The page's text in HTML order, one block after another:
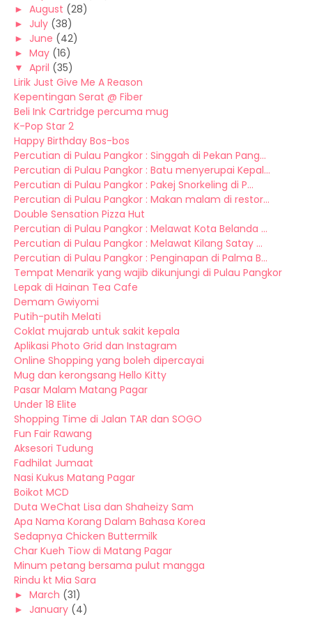
► August (28)
► July (38)
► June (42)
► May (16)
▼ April (35)
Lirik Just Give Me A Reason
Kepentingan Serat @ Fiber
Beli Ink Cartridge percuma mug
K-Pop Star 2
Happy Birthday Bos-bos
Percutian di Pulau Pangkor : Singgah di Pekan Pang...
Percutian di Pulau Pangkor : Batu menyerupai Kepal...
Percutian di Pulau Pangkor : Pakej Snorkeling di P...
Percutian di Pulau Pangkor : Makan malam di restor...
Double Sensation Pizza Hut
Percutian di Pulau Pangkor : Melawat Kota Belanda ...
Percutian di Pulau Pangkor : Melawat Kilang Satay ...
Percutian di Pulau Pangkor : Penginapan di Palma B...
Tempat Menarik yang wajib dikunjungi di Pulau Pangkor
Lepak di Hainan Tea Cafe
Demam Gwiyomi
Putih-putih Melati
Coklat mujarab untuk sakit kepala
Aplikasi Photo Grid dan Instagram
Online Shopping yang boleh dipercayai
Mug dan kerongsang Hello Kitty
Pasar Malam Matang Pagar
Under 18 Elite
Shopping Time di Jalan TAR dan SOGO
Fun Fair Rawang
Aksesori Tudung
Fadhilat Jumaat
Nasi Kukus Matang Pagar
Boikot MCD
Duta WeChat Lisa dan Shaheizy Sam
Apa Nama Korang Dalam Bahasa Korea
Sedapnya Chicken Buttermilk
Char Kueh Tiow di Matang Pagar
Minum petang bersama pulut mangga
Rindu kt Mia Sara
► March (31)
► January (4)